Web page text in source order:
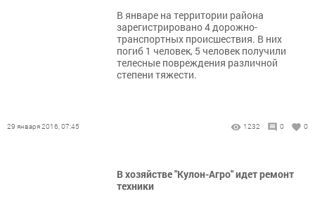
В январе на территории района
зарегистрировано 4 дорожно-
транспортных происшествия. В них
погиб 1 человек, 5 человек получили
телесные повреждения различной
степени тяжести.
29 января 2016, 07:45 1232 0 0
В хозяйстве "Кулон-Агро" идет ремонт
техники